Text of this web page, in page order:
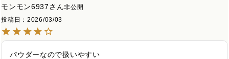
モンモン6937
非公開
投稿日
2026/03/03
パウダーなので扱いやすい